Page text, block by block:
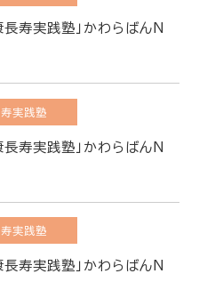
寿実践塾」かわらばんN
実践塾
寿実践塾」かわらばんN
実践塾
寿実践塾」かわらばんN